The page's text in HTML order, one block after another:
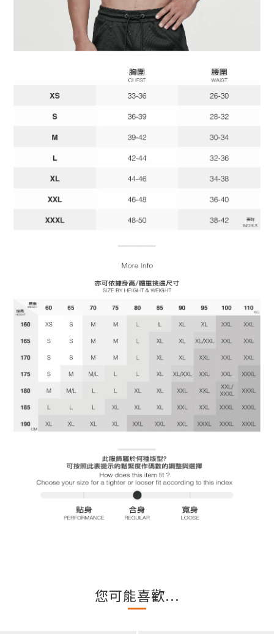
您可能喜歡...